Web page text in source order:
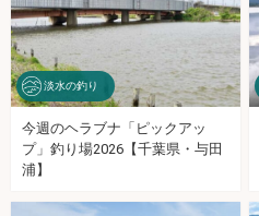
淡水の釣り
今週のヘラブナ「ピックアッ
プ」釣り場2026【千葉県・与田
浦】